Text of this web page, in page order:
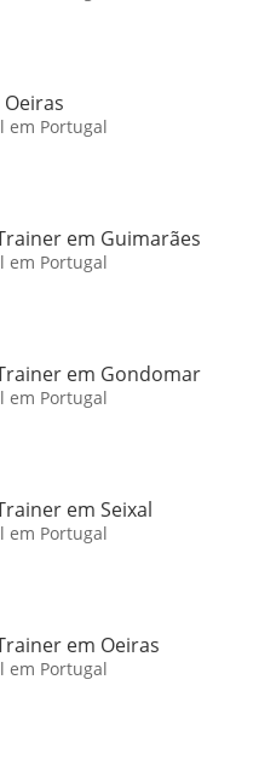
em Portugal
em Guimarães
em Portugal
em Gondomar
em Portugal
em Seixal
em Portugal
em Oeiras
em Portugal